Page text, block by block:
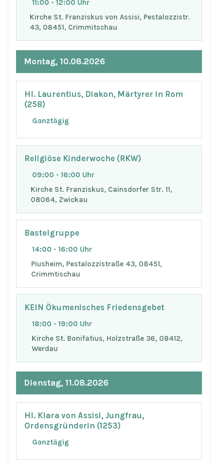
11:00 - 12:00 Uhr
Kirche St. Franziskus von Assisi, Pestalozzistr.
43, 08451, Crimmitschau
Montag, 10.08.2026
Hl. Laurentius, Diakon, Märtyrer in Rom
(258)
Ganztägig
Religiöse Kinderwoche (RKW)
09:00 - 16:00 Uhr
Kirche St. Franziskus, Cainsdorfer Str. 11,
08064, Zwickau
Bastelgruppe
14:00 - 16:00 Uhr
Piusheim, Pestalozzistraße 43, 08451,
Crimmtischau
KEIN Ökumenisches Friedensgebet
18:00 - 19:00 Uhr
Kirche St. Bonifatius, Holzstraße 36, 08412,
Werdau
Dienstag, 11.08.2026
Hl. Klara von Assisi, Jungfrau,
Ordensgründerin (1253)
Ganztägig